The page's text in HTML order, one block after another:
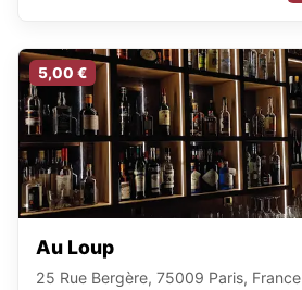
5,00 €
Au Loup
25 Rue Bergère, 75009 Paris, France